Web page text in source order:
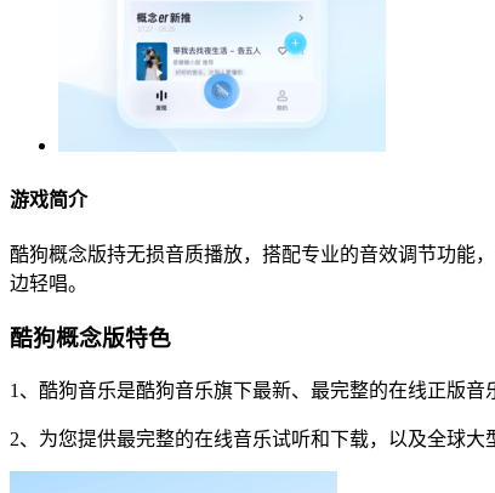
游戏简介
酷狗概念版持无损音质播放，搭配专业的音效调节功能
边轻唱。
酷狗概念版特色
1、酷狗音乐是酷狗音乐旗下最新、最完整的在线正版音
2、为您提供最完整的在线音乐试听和下载，以及全球